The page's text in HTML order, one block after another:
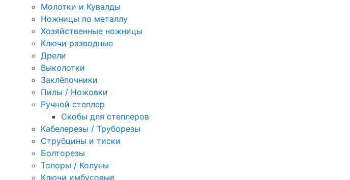
Молотки и Кувалды
Ножницы по металлу
Хозяйственные ножницы
Ключи разводные
Дрели
Выколотки
Заклёпочники
Пилы / Ножовки
Ручной степлер
Скобы для степлеров
Кабелерезы / Труборезы
Струбцины и тиски
Болторезы
Топоры / Колуны
Ключи имбусовые